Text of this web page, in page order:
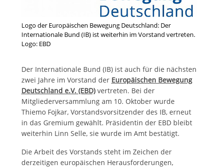
Logo der Europäischen Bewegung Deutschland: Der
Internationale Bund (IB) ist weiterhin im Vorstand vertreten.
Logo: EBD
Der Internationale Bund (IB) ist auch für die nächsten
zwei Jahre im Vorstand der Europäischen Bewegung
Deutschland e.V. (EBD)vertreten. Bei der
Mitgliederversammlung am 10. Oktober wurde
Thiemo Fojkar, Vorstandsvorsitzender des IB, erneut
in das Gremium gewählt. Präsidentin der EBD bleibt
weiterhin Linn Selle, sie wurde im Amt bestätigt.
Die Arbeit des Vorstands steht im Zeichen der
derzeitigen europäischen Herausforderungen,